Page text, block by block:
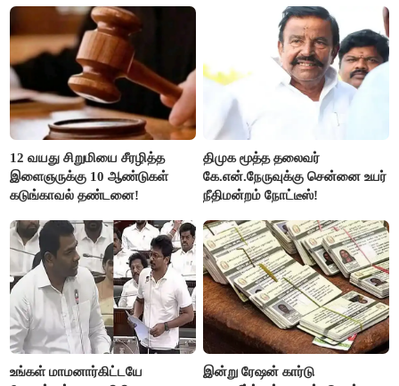
ரஜினிகாந்த்..!
12 வயது சிறுமியை சீரழித்த
இளைஞருக்கு 10 ஆண்டுகள்
கடுங்காவல் தண்டனை!
திமுக மூத்த தலைவர்
கே.என்.நேருவுக்கு சென்னை உயர்
நீதிமன்றம் நோட்டீஸ்!
உங்கள் மாமனார்கிட்டயே
இன்று ரேஷன் கார்டு